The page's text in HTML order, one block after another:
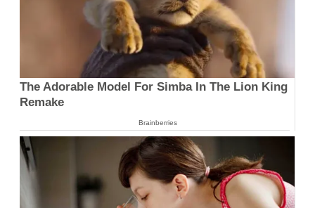
The Adorable Model For Simba In The Lion King
Remake
Brainberries